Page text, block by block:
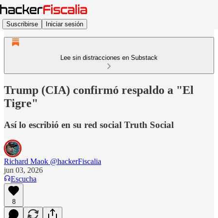
Suscribirse Iniciar sesión
Lee sin distracciones en Substack
Trump (CIA) confirmó respaldo a "El
Tigre"
Así lo escribió en su red social Truth Social
Richard Maok @hackerFiscalia
jun 03, 2026
Escucha
8